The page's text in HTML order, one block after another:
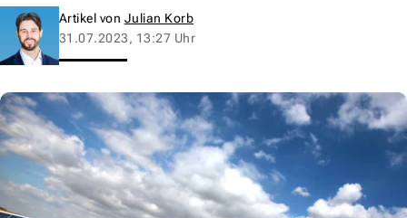
Artikel von Julian Korb
31.07.2023, 13:27 Uhr